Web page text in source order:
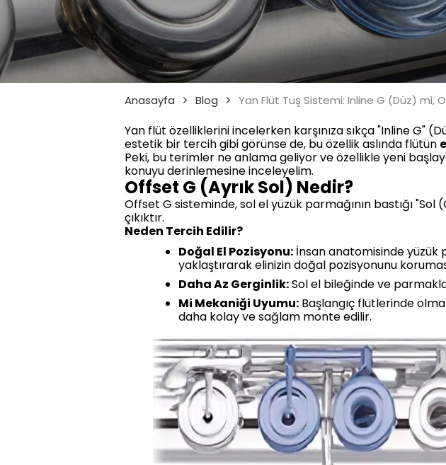
Anasayfa Blog Yan Flüt Tuş Sistemi: Inline G (Düz) mi,
Yan flüt özelliklerini incelerken karşınıza sıkça "Inline G"
estetik bir tercih gibi görünse de, bu özellik aslında flütün
Peki, bu terimler ne anlama geliyor ve özellikle yeni
konuyu derinlemesine inceleyelim.
Offset G (Ayrık Sol) Nedir?
Offset G sisteminde, sol el yüzük parmağının bastığı
çıkıktır.
Neden Tercih Edilir?
Doğal El Pozisyonu: İnsan anatomisinde yüzük
yaklaştırarak elinizin doğal pozisyonunu
Daha Az Gerginlik:Sol el bileğinde ve
Mi Mekaniği Uyumu: Başlangıç flütlerinde
daha kolay ve sağlam monte edilir.